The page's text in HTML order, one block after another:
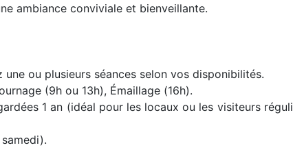
ambiance conviviale et bienveillante.
une ou plusieurs séances selon vos disponibilités.
(9h ou 13h), Émaillage (16h).
1 an (idéal pour les locaux ou les visiteurs